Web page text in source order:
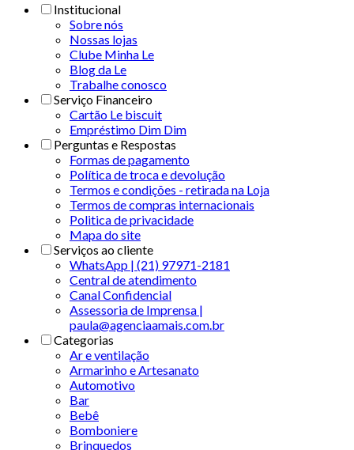
Institucional
Sobre nós
Nossas lojas
Clube Minha Le
Blog da Le
Trabalhe conosco
Serviço Financeiro
Cartão Le biscuit
Empréstimo Dim Dim
Perguntas e Respostas
Formas de pagamento
Política de troca e devolução
Termos e condições - retirada na Loja
Termos de compras internacionais
Politica de privacidade
Mapa do site
Serviços ao cliente
WhatsApp | (21) 97971-2181
Central de atendimento
Canal Confidencial
Assessoria de Imprensa |
paula@agenciaamais.com.br
Categorias
Ar e ventilação
Armarinho e Artesanato
Automotivo
Bar
Bebê
Bomboniere
Brinquedos